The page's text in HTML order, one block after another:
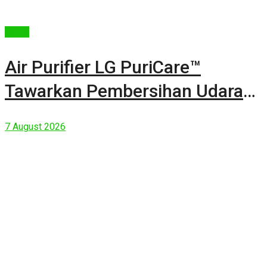
Air Purifier LG PuriCare™
Tawarkan Pembersihan Udara
7 August 2026